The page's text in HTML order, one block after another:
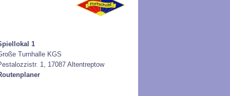
1
Turnhalle KGS
1, 17087 Altentreptow